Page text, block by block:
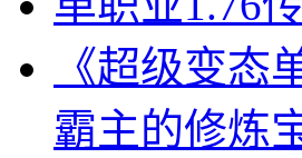
《超级变
霸主的修炼